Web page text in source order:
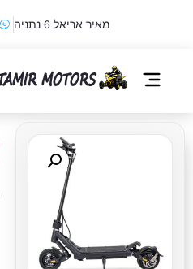
מאיר אריאל 6 נתניה